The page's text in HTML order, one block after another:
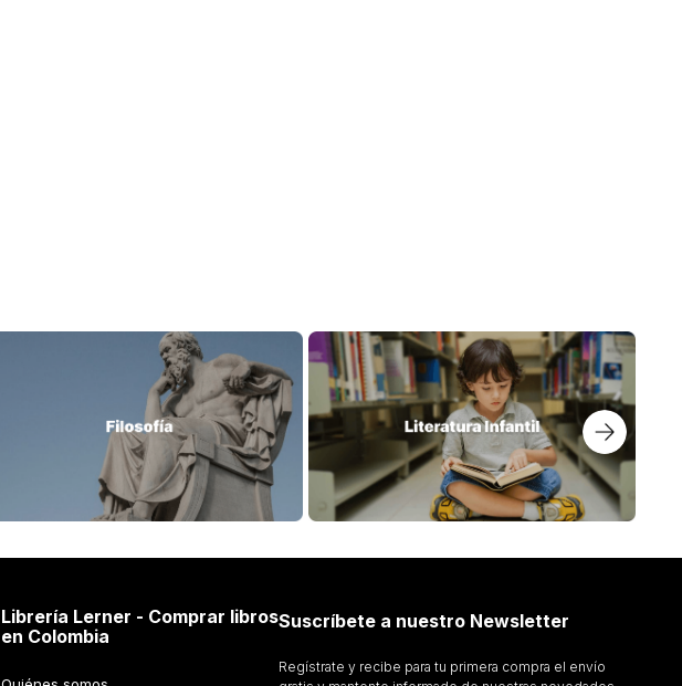
Librería Lerner - Comprar libros
en Colombia
Suscríbete a nuestro Newsletter
Regístrate y recibe para tu primera compra el envío